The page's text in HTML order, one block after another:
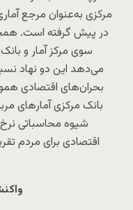
مرکزی به‌عنوان مرجع
در پیش گرفته است.
سوی مرکز آمار و
می‌دهد این دو نهاد
بحران‌های اقتصادی
بانک مرکزی آمارهای
شیوه محاسباتی
اقتصادی برای مردم